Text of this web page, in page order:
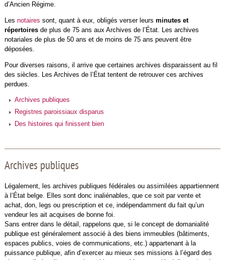
d’Ancien Régime.
Les notaires sont, quant à eux, obligés verser leurs minutes et
répertoiresde plus de 75 ans aux Archives de l’État. Les archives
notariales de plus de 50 ans et de moins de 75 ans peuvent être
déposées.
Pour diverses raisons, il arrive que certaines archives disparaissent au fil
des siècles. Les Archives de l’État tentent de retrouver ces archives
perdues.
Archives publiques
Registres paroissiaux disparus
Des histoires qui finissent bien
Archives publiques
Légalement, les archives publiques fédérales ou assimilées appartiennent
à l’État belge. Elles sont donc inaliénables, que ce soit par vente et
achat, don, legs ou prescription et ce, indépendamment du fait qu’un
vendeur les ait acquises de bonne foi.
Sans entrer dans le détail, rappelons que, si le concept de domanialité
publique est généralement associé à des biens immeubles (bâtiments,
espaces publics, voies de communications, etc.) appartenant à la
puissance publique, afin d’exercer au mieux ses missions à l’égard des